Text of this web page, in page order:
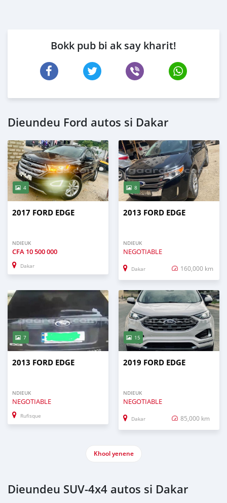
Bokk pub bi ak say kharit!
Dieundeu Ford autos si Dakar
4
2017 FORD EDGE
NDIEUK
CFA 10 500 000
Dakar
8
2013 FORD EDGE
NDIEUK
NEGOTIABLE
Dakar 160,000 km
7
2013 FORD EDGE
NDIEUK
NEGOTIABLE
Rufisque
15
2019 FORD EDGE
NDIEUK
NEGOTIABLE
Dakar 85,000 km
Khool yenene
Dieundeu SUV‒4x4 autos si Dakar